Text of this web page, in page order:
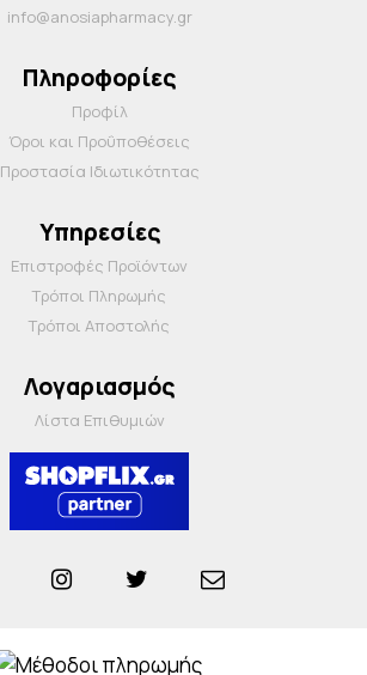
info@anosiapharmacy.gr
Πληροφορίες
Προφίλ
Όροι και Προΰποθέσεις
Προστασία Ιδιωτικότητας
Υπηρεσίες
Επιστροφές Προϊόντων
Τρόποι Πληρωμής
Τρόποι Αποστολής
Λογαριασμός
Λίστα Επιθυμιών